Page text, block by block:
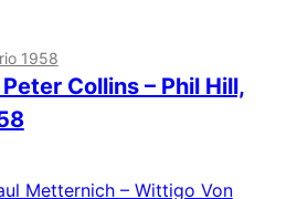
1958
Collins – Phil Hill,